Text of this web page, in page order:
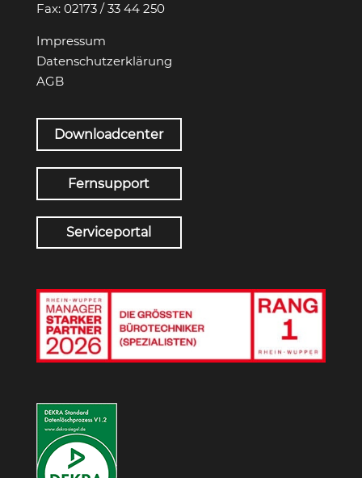
Fax: 02173 / 33 44 250
Impressum
Datenschutzerklärung
AGB
Downloadcenter
Fernsupport
Serviceportal